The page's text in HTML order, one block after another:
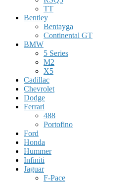
TT
Bentley
Bentayga
Continental GT
BMW
5 Series
M2
X5
Cadillac
Chevrolet
Dodge
Ferrari
488
Portofino
Ford
Honda
Hummer
Infiniti
Jaguar
F-Pace